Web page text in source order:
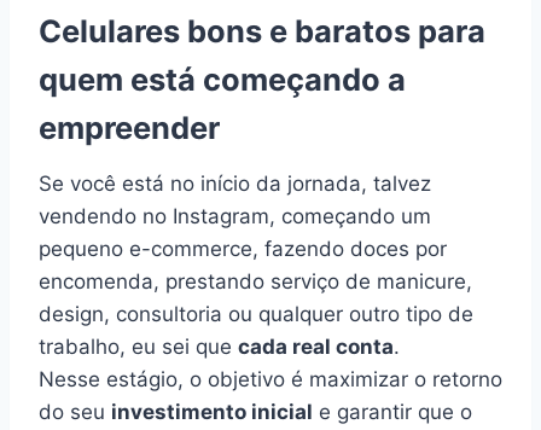
Celulares bons e baratos para
quem está começando a
empreender
Se você está no início da jornada, talvez
vendendo no Instagram, começando um
pequeno e-commerce, fazendo doces por
encomenda, prestando serviço de manicure,
design, consultoria ou qualquer outro tipo de
trabalho, eu sei que cada real conta.
Nesse estágio, o objetivo é maximizar o retorno
do seu investimento inicial e garantir que o